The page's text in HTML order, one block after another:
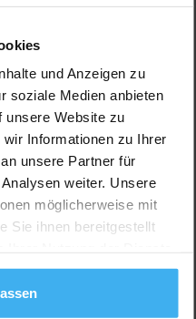
und Anzeigen zu
soziale Medien anbieten
unsere Website zu
Informationen zu Ihrer
unsere Partner für
weiter. Unsere
möglicherweise mit
Sie ihnen bereitgestellt
Deutschland